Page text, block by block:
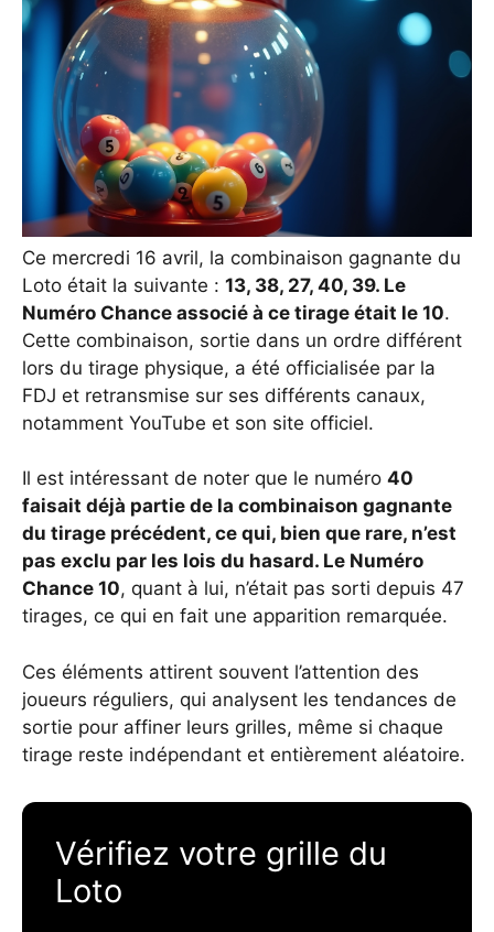
Ce mercredi 16 avril, la combinaison gagnante du
Loto était la suivante : 13, 38, 27, 40, 39. Le
Numéro Chance associé à ce tirage était le 10.
Cette combinaison, sortie dans un ordre différent
lors du tirage physique, a été officialisée par la
FDJ et retransmise sur ses différents canaux,
notamment YouTube et son site officiel.
Il est intéressant de noter que le numéro 40
faisait déjà partie de la combinaison gagnante
du tirage précédent, ce qui, bien que rare, n’est
pas exclu par les lois du hasard. Le Numéro
Chance 10, quant à lui, n’était pas sorti depuis 47
tirages, ce qui en fait une apparition remarquée.
Ces éléments attirent souvent l’attention des
joueurs réguliers, qui analysent les tendances de
sortie pour affiner leurs grilles, même si chaque
tirage reste indépendant et entièrement aléatoire.
Vérifiez votre grille du
Loto